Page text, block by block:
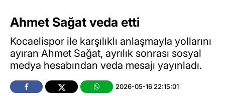
Ahmet Sağat veda etti
Kocaelispor ile karşılıklı anlaşmayla yollarını
ayıran Ahmet Sağat, ayrılık sonrası sosyal
medya hesabından veda mesajı yayınladı.
2026-05-16 22:15:01